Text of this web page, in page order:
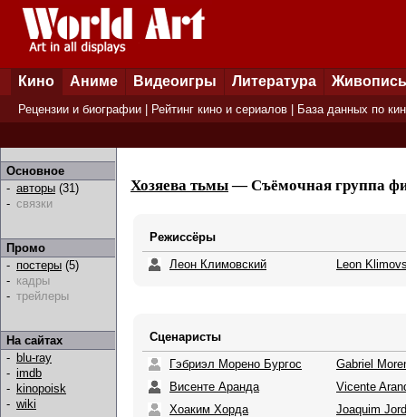
Кино Аниме Видеоигры Литература Живопись
Рецензии и биографии Рейтинг кино и сериалов База данных по
Основное
- авторы (31)
- связки
Промо
- постеры (5)
- кадры
- трейлеры
На сайтах
- blu-ray
- imdb
- kinopoisk
- wiki
Хозяева тьмы— Съёмочная группа
Режиссёры
Леон Климовский
Leon
Сценаристы
Гэбриэл Морено Бургос
Gabriel
Висенте Аранда
Vicente
Хоаким Хорда
Joaquim